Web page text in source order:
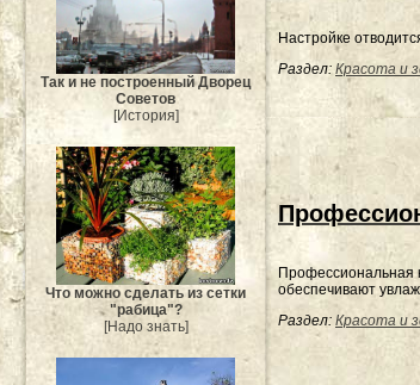
Так и не построенный Дворец
Советов
[История]
Что можно сделать из сетки
"рабица"?
[Надо знать]
Настройке
Раздел: Красота и
Профессиональная
обеспечивают
Раздел: Красота и